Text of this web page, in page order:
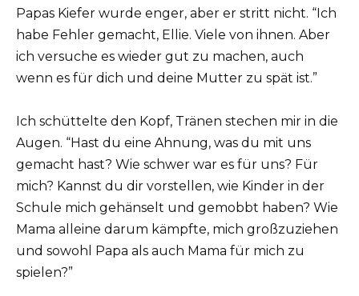
Papas Kiefer wurde enger, aber er stritt nicht. “Ich
habe Fehler gemacht, Ellie. Viele von ihnen. Aber
ich versuche es wieder gut zu machen, auch
wenn es für dich und deine Mutter zu spät ist.”
Ich schüttelte den Kopf, Tränen stechen mir in die
Augen. “Hast du eine Ahnung, was du mit uns
gemacht hast? Wie schwer war es für uns? Für
mich? Kannst du dir vorstellen, wie Kinder in der
Schule mich gehänselt und gemobbt haben? Wie
Mama alleine darum kämpfte, mich großzuziehen
und sowohl Papa als auch Mama für mich zu
spielen?”